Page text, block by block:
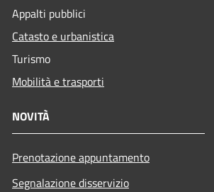
Appalti pubblici
Catasto e urbanistica
Turismo
Mobilità e trasporti
NOVITÀ
Prenotazione appuntamento
Segnalazione disservizio